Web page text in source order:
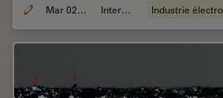
Mar 02, 2026 Interviews